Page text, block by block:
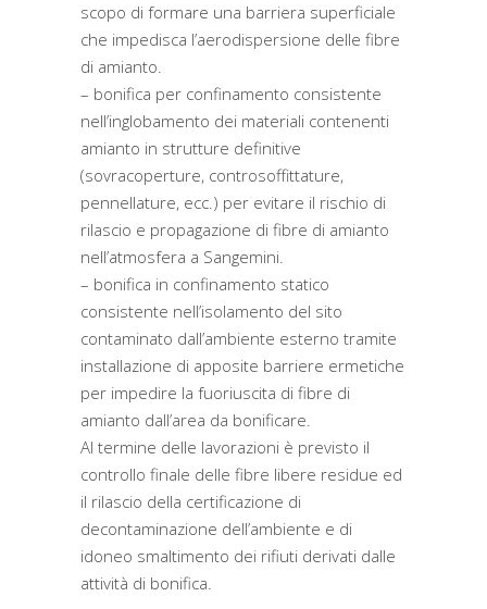
scopo di formare una barriera superficiale
che impedisca l’aerodispersione delle fibre
di amianto.
– bonifica per confinamento consistente
nell’inglobamento dei materiali contenenti
amianto in strutture definitive
(sovracoperture, controsoffittature,
pennellature, ecc.) per evitare il rischio di
rilascio e propagazione di fibre di amianto
nell’atmosfera a Sangemini.
– bonifica in confinamento statico
consistente nell’isolamento del sito
contaminato dall’ambiente esterno tramite
installazione di apposite barriere ermetiche
per impedire la fuoriuscita di fibre di
amianto dall’area da bonificare.
Al termine delle lavorazioni è previsto il
controllo finale delle fibre libere residue ed
il rilascio della certificazione di
decontaminazione dell’ambiente e di
idoneo smaltimento dei rifiuti derivati dalle
attività di bonifica.